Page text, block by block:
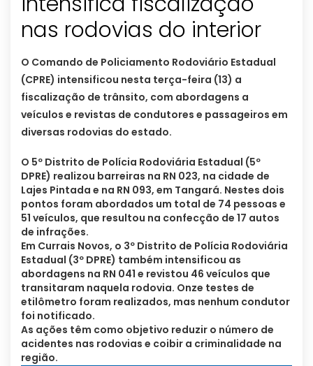
nas rodovias do interior
O Comando de Policiamento Rodoviário Estadual
(CPRE) intensificou nesta terça-feira (13) a
fiscalização de trânsito, com abordagens a
veículos e revistas de condutores e passageiros em
diversas rodovias do estado.
O 5º Distrito de Polícia Rodoviária Estadual (5º
DPRE) realizou barreiras na RN 023, na cidade de
Lajes Pintada e na RN 093, em Tangará. Nestes dois
pontos foram abordados um total de 74 pessoas e
51 veículos, que resultou na confecção de 17 autos
de infrações.
Em Currais Novos, o 3º Distrito de Polícia Rodoviária
Estadual (3º DPRE) também intensificou as
abordagens na RN 041 e revistou 46 veículos que
transitaram naquela rodovia. Onze testes de
etilômetro foram realizados, mas nenhum condutor
foi notificado.
As ações têm como objetivo reduzir o número de
acidentes nas rodovias e coibir a criminalidade na
região.